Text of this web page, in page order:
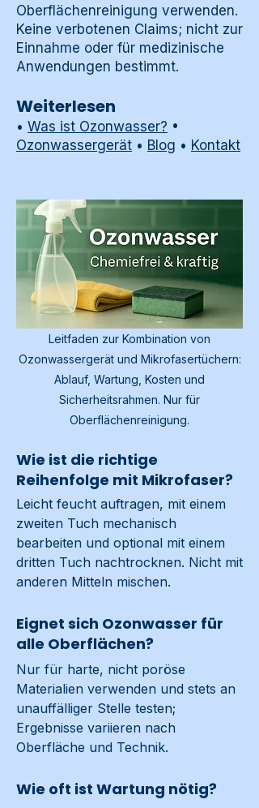
Oberflächenreinigung verwenden.
Keine verbotenen Claims; nicht zur
Einnahme oder für medizinische
Anwendungen bestimmt.
Weiterlesen
• Was ist Ozonwasser? •
Ozonwassergerät • Blog • Kontakt
Leitfaden zur Kombination von
Ozonwassergerät und Mikrofasertüchern:
Ablauf, Wartung, Kosten und
Sicherheitsrahmen. Nur für
Oberflächenreinigung.
Wie ist die richtige
Reihenfolge mit Mikrofaser?
Leicht feucht auftragen, mit einem
zweiten Tuch mechanisch
bearbeiten und optional mit einem
dritten Tuch nachtrocknen. Nicht mit
anderen Mitteln mischen.
Eignet sich Ozonwasser für
alle Oberflächen?
Nur für harte, nicht poröse
Materialien verwenden und stets an
unauffälliger Stelle testen;
Ergebnisse variieren nach
Oberfläche und Technik.
Wie oft ist Wartung nötig?